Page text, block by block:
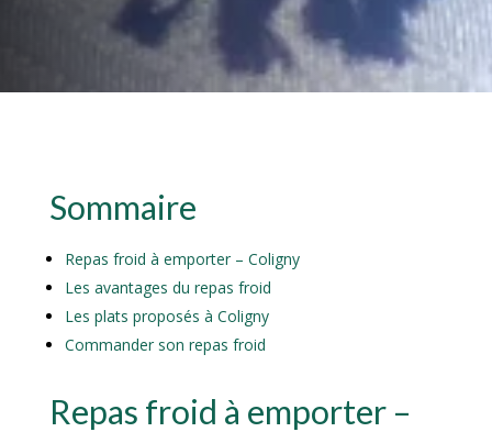
Sommaire
Repas froid à emporter – Coligny
Les avantages du repas froid
Les plats proposés à Coligny
Commander son repas froid
Repas froid à emporter –